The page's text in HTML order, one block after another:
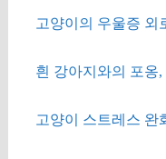
고양이의 우울증 외
흰 강아지와의 포옹,
고양이 스트레스 완